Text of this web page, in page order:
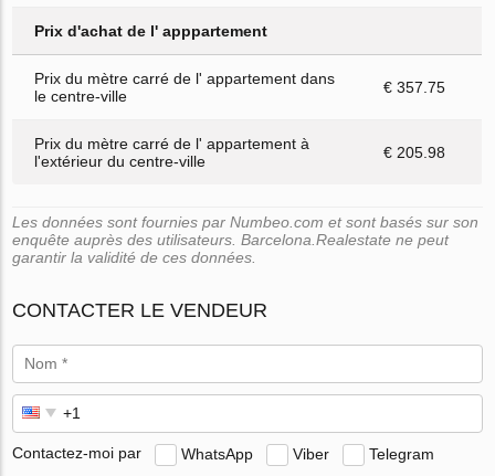
Prix d'achat de l' apppartement
Prix du mètre carré de l' appartement dans
le centre-ville
€ 357.75
Prix du mètre carré de l' appartement à
l'extérieur du centre-ville
€ 205.98
Les données sont fournies par Numbeo.com et sont basés sur son
enquête auprès des utilisateurs. Barcelona.Realestate ne peut
garantir la validité de ces données.
CONTACTER LE VENDEUR
Contactez-moi par WhatsApp Viber Telegram